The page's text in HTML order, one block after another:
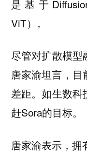
是基于
ViT）。
尽管对扩散模型
唐家渝坦言，目
差距。如生数科
赶Sora的目标。
唐家渝表示，拥